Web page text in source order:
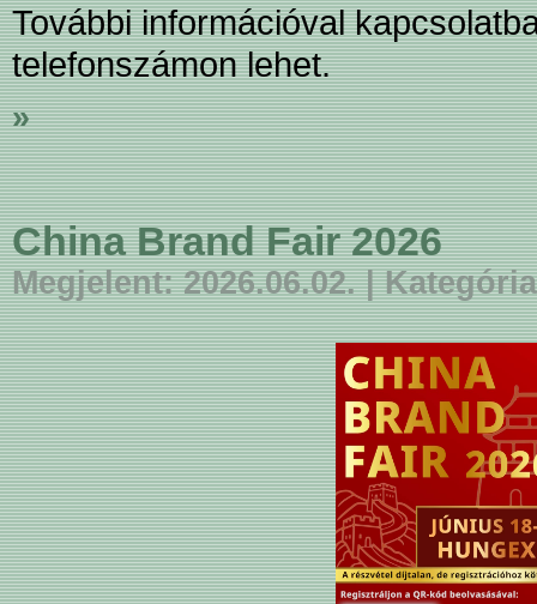
További információval
telefonszámon lehet.
»
China Brand Fair 2026
Megjelent: 2026.06.02. |